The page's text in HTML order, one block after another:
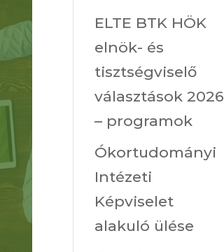
ELTE BTK HÖK
elnök- és
tisztségviselő
választások 2026
– programok
Ókortudományi
Intézeti
Képviselet
alakuló ülése